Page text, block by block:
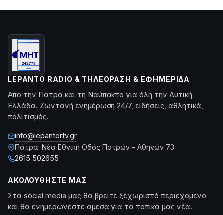
LEPANTO RADIO & ΤΗΛΕΌΡΑΣΗ & ΕΦΗΜΕΡΊΔΑ
Από την Πάτρα και τη Ναύπακτο για όλη την Δυτική
Ελλάδα. Ζωντανή ενημέρωση 24/7, ειδήσεις, αθλητικά,
πολιτισμός.
info@lepantortv.gr
Πάτρα: Νέα Εθνική Οδός Πατρών - Αθηνών 73
2615 502655
ΑΚΟΛΟΥΘΉΣΤΕ ΜΑΣ
Στα social media μας θα βρείτε ξεχωριστό περιεχόμενο
και θα ενημερώνεστε άμεσα για τα τοπικά μας νέα.